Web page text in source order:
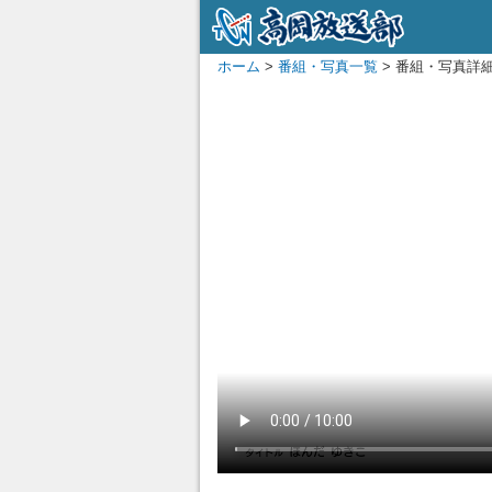
ホーム > 番組・写真一覧 > 番組・写真詳